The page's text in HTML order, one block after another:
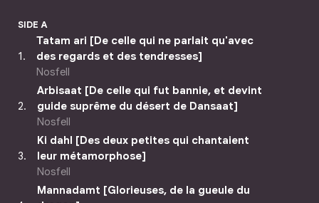
SIDE A
1.
Tatam ari [De celle qui ne parlait qu'avec
des regards et des tendresses]
Nosfell
2.
Arbisaat [De celle qui fut bannie, et devint
guide suprême du désert de Dansaat]
Nosfell
3.
Ki dahl [Des deux petites qui chantaient
leur métamorphose]
Nosfell
Mannadamt [Glorieuses, de la gueule du